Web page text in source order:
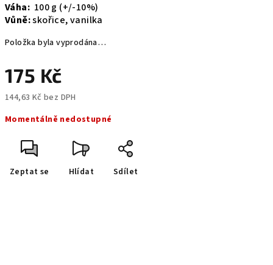
Váha: 100 g (+/-10%)
Vůně:skořice, vanilka
Položka byla vyprodána…
175 Kč
144,63 Kč bez DPH
cena:
Momentálně nedostupné
Zeptat se Hlídat Sdílet